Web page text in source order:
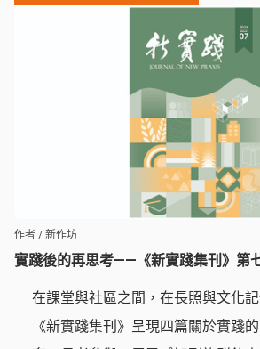
實踐後的再思考——《新實踐集刊》第
作者 / 新作坊
在課堂與社區之間，在長照與文化
《新實踐集刊》呈現四篇關於實踐